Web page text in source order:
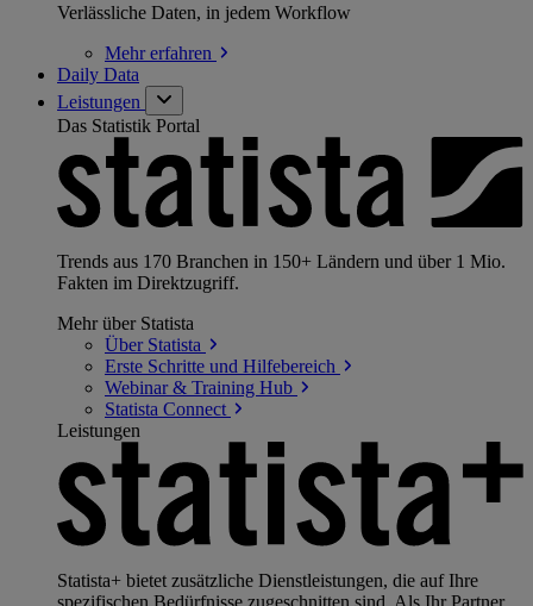
Verlässliche Daten, in jedem Workflow
Mehrerfahren
Daily Data
Leistungen
Das Statistik Portal
Trends aus 170 Branchen in 150+ Ländern und über 1 Mio.
Fakten im Direktzugriff.
Mehr über Statista
Über Statista
Erste Schritte und Hilfebereich
Webinar & Training Hub
Statista Connect
Leistungen
Statista+ bietet zusätzliche Dienstleistungen, die auf Ihre
spezifischen Bedürfnisse zugeschnitten sind. Als Ihr Partner